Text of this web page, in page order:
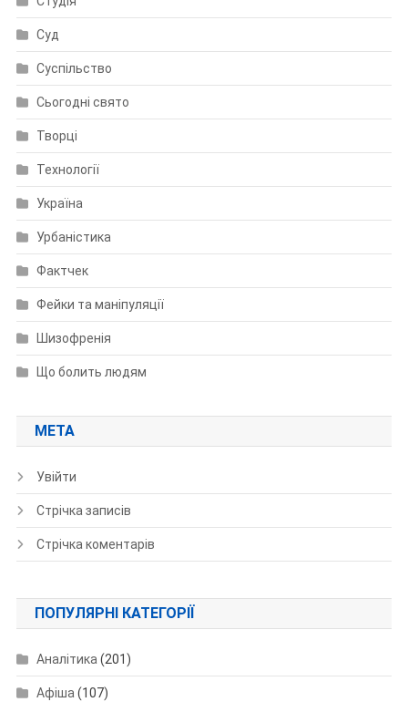
Суд
Суспільство
Сьогодні свято
Творці
Технології
Україна
Урбаністика
Фактчек
Фейки та маніпуляції
Шизофренія
Що болить людям
МЕТА
Увійти
Стрічка записів
Стрічка коментарів
ПОПУЛЯРНІ КАТЕГОРІЇ
Аналітика(201)
Афіша(107)